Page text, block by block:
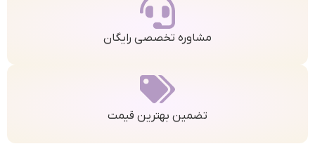
مشاوره تخصصی رایگان
تضمین بهترین قیمت